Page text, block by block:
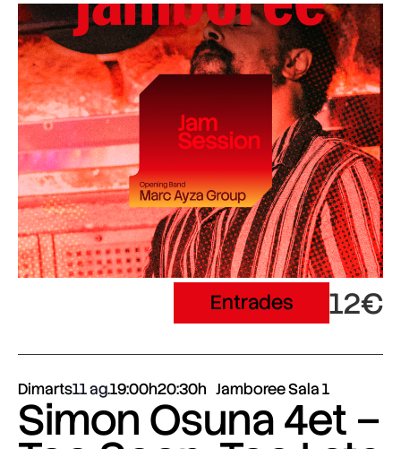
Entrades 12€
Dimarts11 ag.19:00h20:30h Jamboree Sala 1
Simon Osuna 4et –